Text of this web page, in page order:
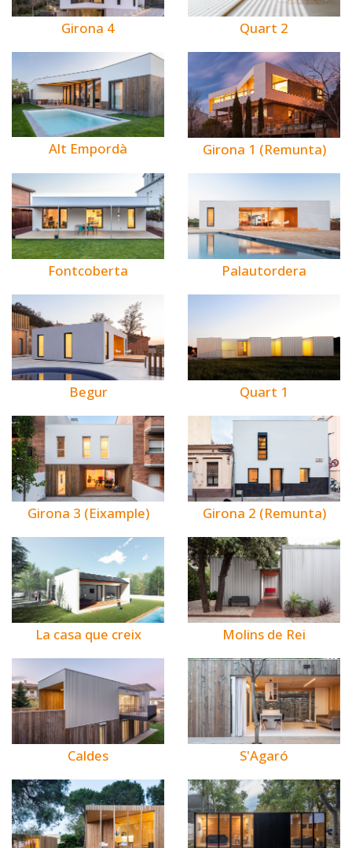
Girona 4 Quart 2
Alt Empordà Girona 1 (Remunta)
Fontcoberta Palautordera
Begur Quart 1
Girona 3 (Eixample) Girona 2 (Remunta)
La casa que creix Molins de Rei
Caldes S'Agaró